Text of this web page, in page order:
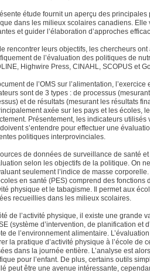
étude fournit un aperçu des
dans les milieux scolaires canadiens.
et guider l’élaboration d’approches
rencontrer leurs objectifs, les chercheurs
de l’évaluation des politiques de
Highwire Press, CINAHL, SCOPUS et
de l’OMS sur l’alimentation,
sont de 3 types : de processus
et de résultats (mesurant les résultats
axée sur les pays et les écoles,
Présentement, les indicateurs utilisés
s’entendre pour effectuer une
politiques interprovinciales.
de données de surveillance de santé
selon les objectifs de la politique. On
seulement l’indice de masse
en santé (PES) comprend des fonctions
physique et le tabagisme. Il permet aux
recueillies dans les milieux scolaires.
de l’activité physique, il existe une grande
(système d’intervention, de planification et
de l’environnement alimentaire.
la pratique d’activité physique à l’école de
dans la journée entière. L’analyse est
pour l’enfant. De plus, certains outils
peut être une avenue intéressante,